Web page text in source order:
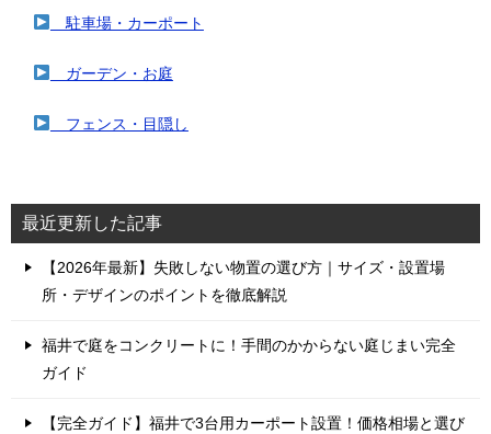
駐車場・カーポート
ガーデン・お庭
フェンス・目隠し
最近更新した記事
【2026年最新】失敗しない物置の選び方｜サイズ・設置場
所・デザインのポイントを徹底解説
福井で庭をコンクリートに！手間のかからない庭じまい完全
ガイド
【完全ガイド】福井で3台用カーポート設置！価格相場と選び